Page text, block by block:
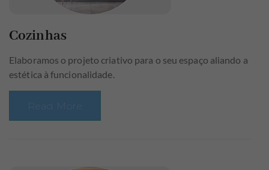
Cozinhas
Elaboramos o projeto criativo para o seu espaço aliando a
estética à funcionalidade.
Read More